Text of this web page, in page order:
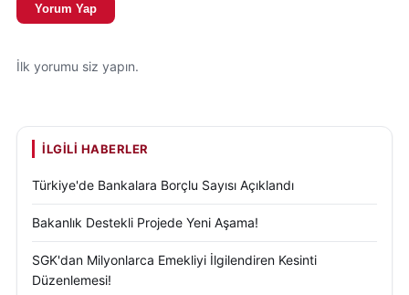
Yorum Yap
İlk yorumu siz yapın.
İLGILI HABERLER
Türkiye'de Bankalara Borçlu Sayısı Açıklandı
Bakanlık Destekli Projede Yeni Aşama!
SGK'dan Milyonlarca Emekliyi İlgilendiren Kesinti
Düzenlemesi!